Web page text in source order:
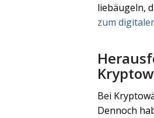
liebäugeln,
zum
Bei
Dennoch